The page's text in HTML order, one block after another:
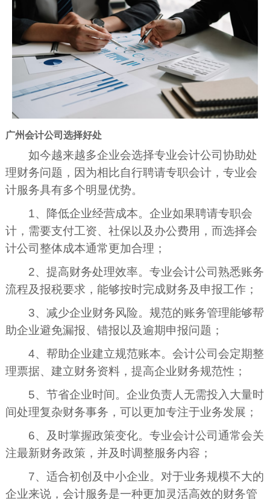
广州会计公司选择好处
如今越来越多企业会选择专业会计公司协助处
理财务问题，因为相比自行聘请专职会计，专业会
计服务具有多个明显优势。
1、降低企业经营成本。企业如果聘请专职会
计，需要支付工资、社保以及办公费用，而选择会
计公司整体成本通常更加合理；
2、提高财务处理效率。专业会计公司熟悉账务
流程及报税要求，能够按时完成财务及申报工作；
3、减少企业财务风险。规范的账务管理能够帮
助企业避免漏报、错报以及逾期申报问题；
4、帮助企业建立规范账本。会计公司会定期整
理票据、建立财务资料，提高企业财务规范性；
5、节省企业时间。企业负责人无需投入大量时
间处理复杂财务事务，可以更加专注于业务发展；
6、及时掌握政策变化。专业会计公司通常会关
注最新财务政策，并及时调整服务内容；
7、适合初创及中小企业。对于业务规模不大的
企业来说，会计服务是一种更加灵活高效的财务管